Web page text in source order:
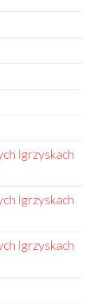
Igrzyskach
Igrzyskach
Igrzyskach